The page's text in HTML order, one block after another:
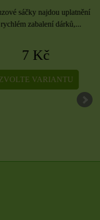
Organzové sáčky najdou
při rychlém zabalení
ZVOLTE